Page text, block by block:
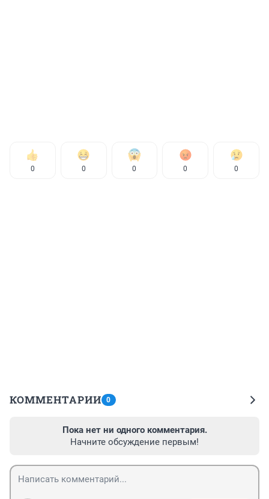
0 0 0 0 0
КОММЕНТАРИИ 0
Пока нет ни одного комментария.
Начните обсуждение первым!